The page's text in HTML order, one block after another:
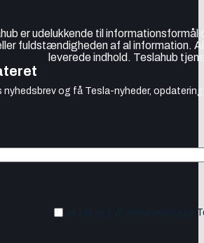
er udelukkende til
fuldstændigheden af al information.
leverede indhold. Teslahub
nyhedsbrev og få Tesla-nyheder,
Ja tak, jeg vil gerne modtage